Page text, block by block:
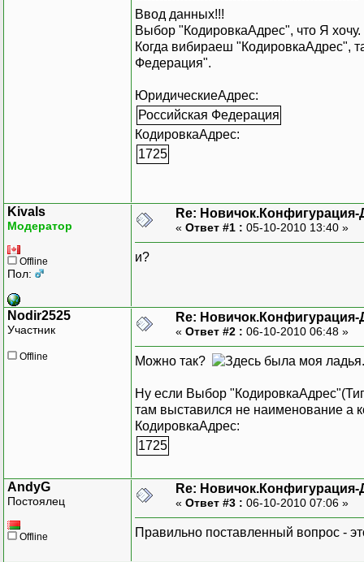
Ввод данных!!!
Выбор "КодировкаАдрес", что Я хочу.
Когда вибираеш "КодировкаАдрес",
Федерация".
ЮридическиеАдрес:
Российская Федерация
КодировкаАдрес:
1725
Kivals
Модератор
Offline
Пол:
Re:
« Ответ #1 : 05-10-2010 13:40 »
и?
Nodir2525
Участник
Offline
Re:
« Ответ #2 : 06-10-2010 06:48 »
Можно так?
Ну если Выбор
там выставился не наименование а
КодировкаАдрес:
1725
AndyG
Постоялец
Offline
Re:
« Ответ #3 : 06-10-2010 07:06 »
Правильно поставленный вопрос -